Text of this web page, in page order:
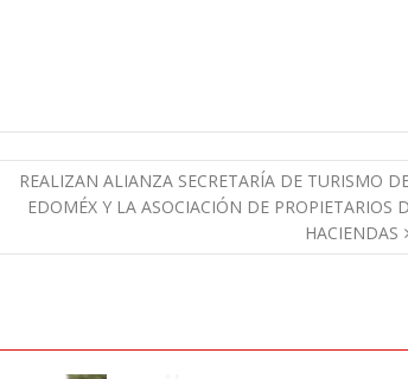
REALIZAN ALIANZA SECRETARÍA DE TURISMO
EDOMÉX Y LA ASOCIACIÓN DE PROPIETARIOS
HACIENDAS